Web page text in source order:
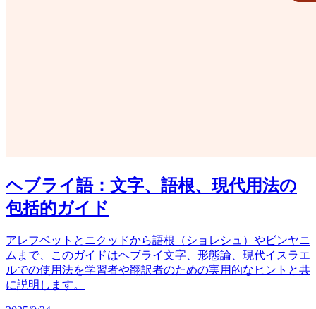
ヘブライ語：文字、語根、現代用法の
包括的ガイド
アレフベットとニクッドから語根（ショレシュ）やビンヤニ
ムまで、このガイドはヘブライ文字、形態論、現代イスラエ
ルでの使用法を学習者や翻訳者のための実用的なヒントと共
に説明します。